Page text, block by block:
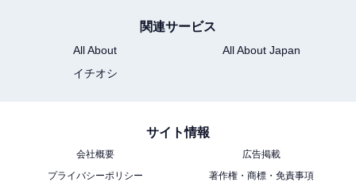
アバウトに還元されることがあります
ケースセット」が付いてくる！ 『MonoMaster
2026年7月号』が5月25日発売
関連サービス
All About
All About Japan
イチオシ
サイト情報
会社概要
広告掲載
プライバシーポリシー
著作権・商標・免責事項